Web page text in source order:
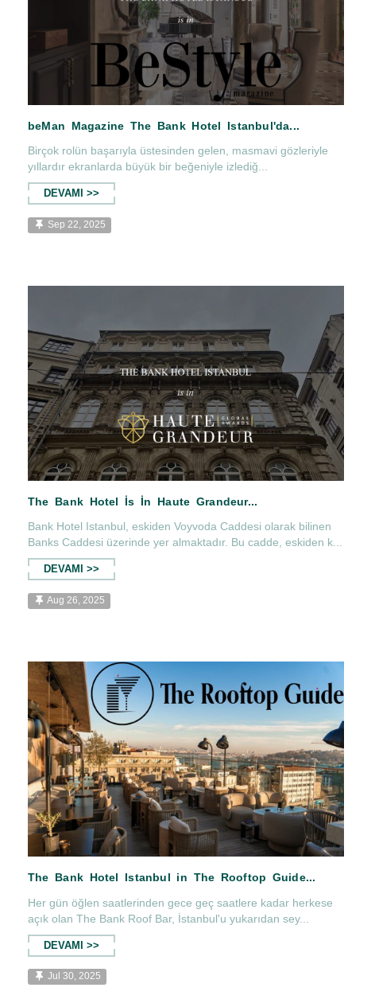
beMan Magazine The Bank Hotel Istanbul'da...
Birçok rolün başarıyla üstesinden gelen, masmavi gözleriyle
yıllardır ekranlarda büyük bir beğeniyle izlediğ...
DEVAMI >>
Sep 22, 2025
The Bank Hotel İs İn Haute Grandeur...
Bank Hotel Istanbul, eskiden Voyvoda Caddesi olarak bilinen
Banks Caddesi üzerinde yer almaktadır. Bu cadde, eskiden k...
DEVAMI >>
Aug 26, 2025
Her gün öğlen saatlerinden gece geç saatlere kadar herkese
açık olan The Bank Roof Bar, İstanbul'u yukarıdan sey...
DEVAMI >>
Jul 30, 2025